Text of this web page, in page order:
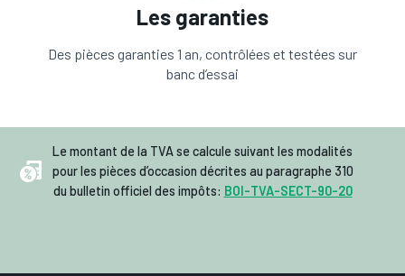
Les garanties
Des pièces garanties 1 an, contrôlées et testées sur
banc d’essai
Le montant de la TVA se calcule suivant les modalités
pour les pièces d’occasion décrites au paragraphe 310
du bulletin officiel des impôts: BOI-TVA-SECT-90-20